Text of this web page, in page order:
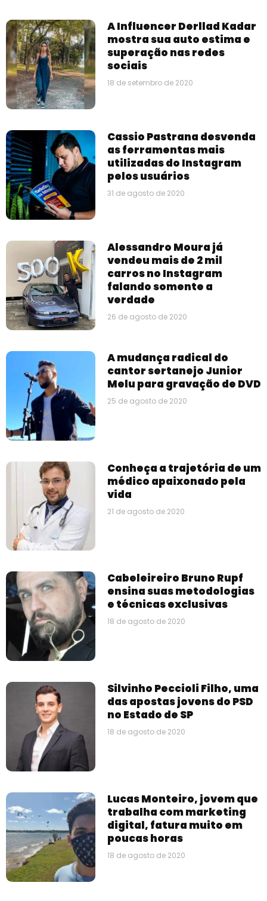
A Influencer Derllad Kadar
mostra sua auto estima e
superação nas redes
sociais
18 de setembro de 2020
Cassio Pastrana desvenda
as ferramentas mais
utilizadas do Instagram
pelos usuários
31 de agosto de 2020
Alessandro Moura já
vendeu mais de 2 mil
carros no Instagram
falando somente a
verdade
26 de agosto de 2020
A mudança radical do
cantor sertanejo Junior
Melu para gravação de DVD
25 de agosto de 2020
Conheça a trajetória de um
médico apaixonado pela
vida
21 de agosto de 2020
Cabeleireiro Bruno Rupf
ensina suas metodologias
e técnicas exclusivas
18 de agosto de 2020
Silvinho Peccioli Filho, uma
das apostas jovens do PSD
no Estado de SP
18 de agosto de 2020
Lucas Monteiro, jovem que
trabalha com marketing
digital, fatura muito em
poucas horas
18 de agosto de 2020